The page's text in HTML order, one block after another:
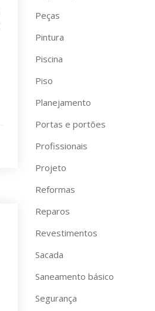
Peças
Pintura
Piscina
Piso
Planejamento
Portas e portões
Profissionais
Projeto
Reformas
Reparos
Revestimentos
Sacada
Saneamento básico
Segurança